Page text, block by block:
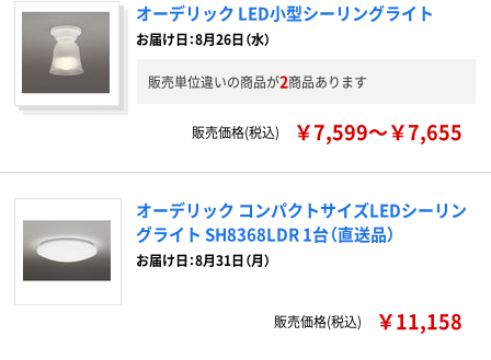
オーデリック LED小型シーリングライト
お届け日：8月26日（水）
販売単位違いの商品が2商品あります
販売価格(税込) ￥7,599～￥7,655
オーデリック コンパクトサイズLEDシーリン
グライト SH8368LDR 1台（直送品）
お届け日：8月31日（月）
販売価格(税込) ￥11,158